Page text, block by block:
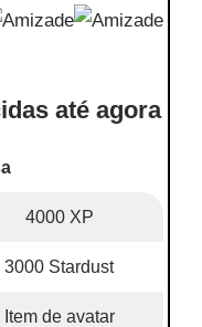
até agora
4000 XP
3000 Stardust
Item de avatar